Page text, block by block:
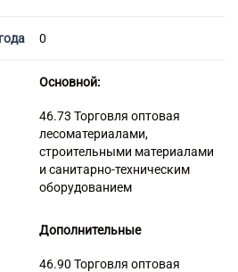
0
Основной:
46.73 Торговля оптовая
лесоматериалами,
строительными материалами
и санитарно-техническим
оборудованием
Дополнительные
46.90 Торговля оптовая